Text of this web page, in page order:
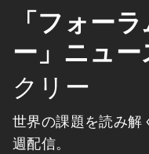
「フォー
ー」ニュ
クリー
世界の課題を読み解
週配信。